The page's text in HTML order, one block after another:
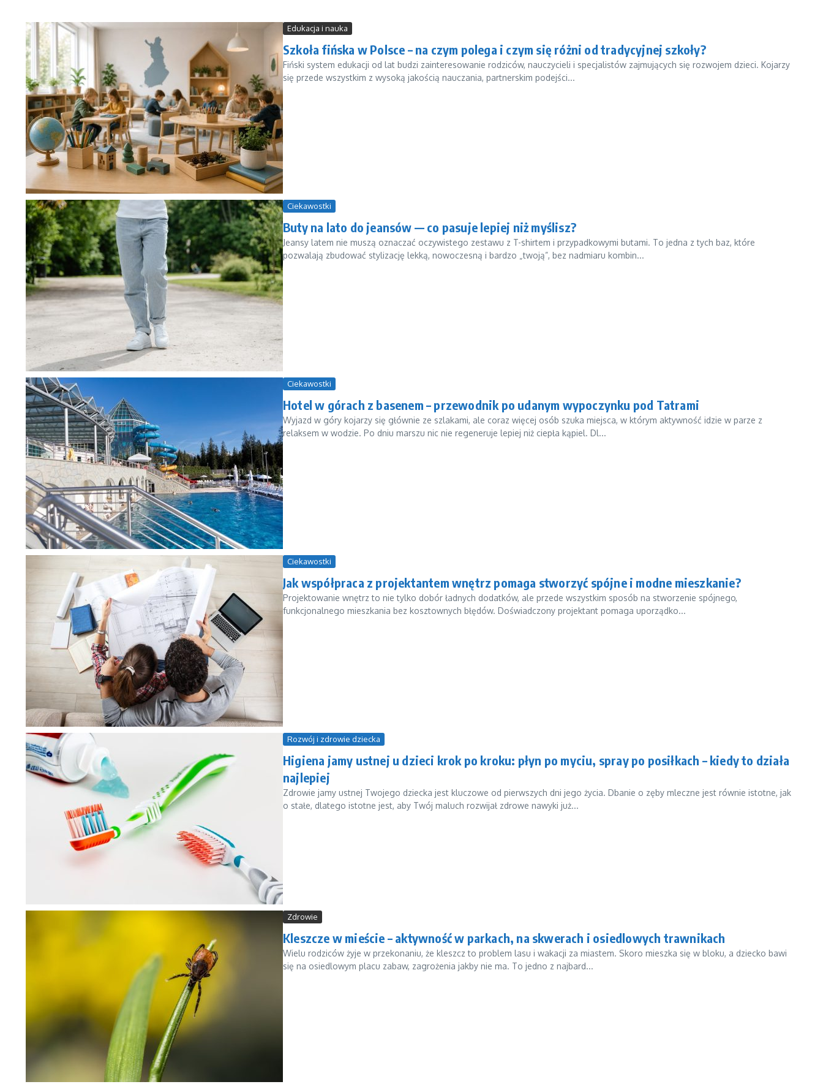
Edukacja i nauka
Szkoła fińska w Polsce – na czym polega i czym się różni od tradycyjnej szkoły?
Fiński system edukacji od lat budzi zainteresowanie rodziców, nauczycieli i specjalistów zajmujących się rozwojem dzieci. Kojarzy
się przede wszystkim z wysoką jakością nauczania, partnerskim podejści...
Ciekawostki
Buty na lato do jeansów — co pasuje lepiej niż myślisz?
Jeansy latem nie muszą oznaczać oczywistego zestawu z T-shirtem i przypadkowymi butami. To jedna z tych baz, które
pozwalają zbudować stylizację lekką, nowoczesną i bardzo „twoją”, bez nadmiaru kombin...
Ciekawostki
Hotel w górach z basenem – przewodnik po udanym wypoczynku pod Tatrami
Wyjazd w góry kojarzy się głównie ze szlakami, ale coraz więcej osób szuka miejsca, w którym aktywność idzie w parze z
relaksem w wodzie. Po dniu marszu nic nie regeneruje lepiej niż ciepła kąpiel. Dl...
Ciekawostki
Jak współpraca z projektantem wnętrz pomaga stworzyć spójne i modne mieszkanie?
Projektowanie wnętrz to nie tylko dobór ładnych dodatków, ale przede wszystkim sposób na stworzenie spójnego,
funkcjonalnego mieszkania bez kosztownych błędów. Doświadczony projektant pomaga uporządko...
Rozwój i zdrowie dziecka
Higiena jamy ustnej u dzieci krok po kroku: płyn po myciu, spray po posiłkach – kiedy to działa
najlepiej
Zdrowie jamy ustnej Twojego dziecka jest kluczowe od pierwszych dni jego życia. Dbanie o zęby mleczne jest równie istotne, jak
o stałe, dlatego istotne jest, aby Twój maluch rozwijał zdrowe nawyki już...
Zdrowie
Kleszcze w mieście – aktywność w parkach, na skwerach i osiedlowych trawnikach
Wielu rodziców żyje w przekonaniu, że kleszcz to problem lasu i wakacji za miastem. Skoro mieszka się w bloku, a dziecko bawi
się na osiedlowym placu zabaw, zagrożenia jakby nie ma. To jedno z najbard...